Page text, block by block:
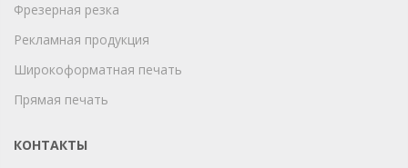
Фрезерная резка
Рекламная продукция
Широкоформатная печать
Прямая печать
КОНТАКТЫ